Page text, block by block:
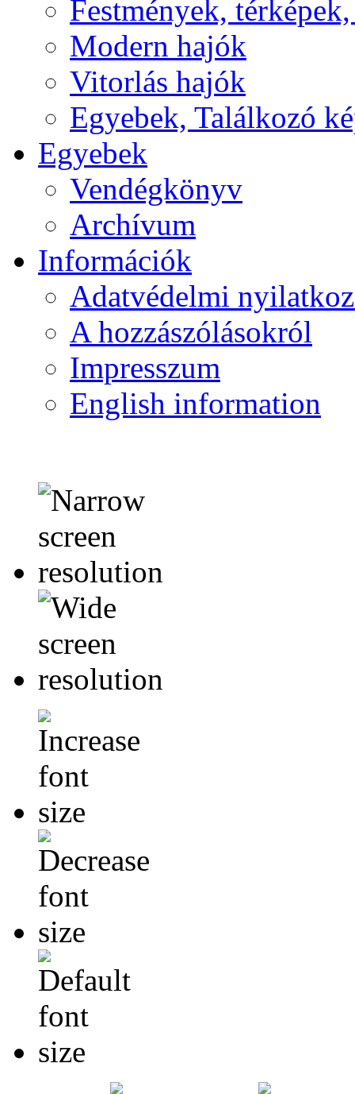
Festmények,
Modern hajók
Vitorlás hajók
Egyebek, Találkozó
Egyebek
Vendégkönyv
Archívum
Információk
Adatvédelmi
A hozzászólásokról
Impresszum
English information